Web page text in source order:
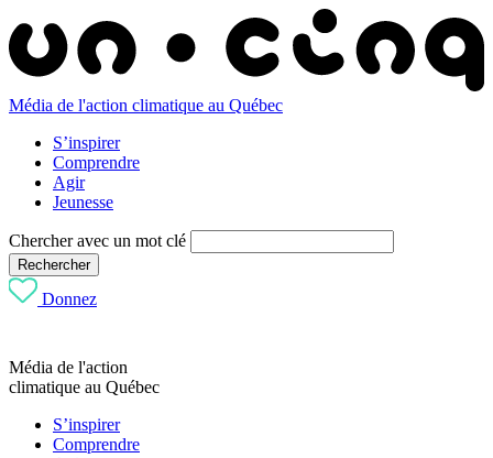
Média de l'action climatique au Québec
S’inspirer
Comprendre
Agir
Jeunesse
Chercher avec un mot clé
Rechercher
Donnez
Média de l'action
climatique au Québec
S’inspirer
Comprendre